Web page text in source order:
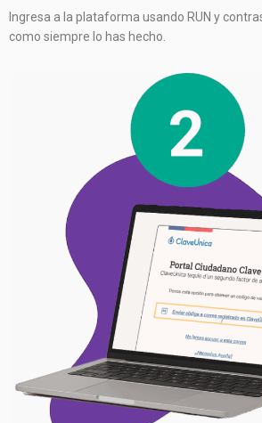
Ingresa a la plataforma usando RUN y
como siempre lo has hecho.